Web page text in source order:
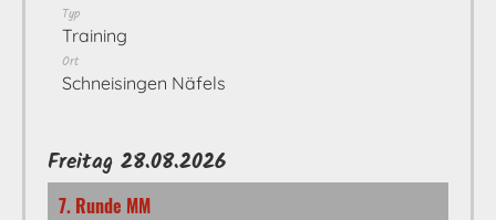
Typ
Training
Ort
Schneisingen Näfels
Freitag 28.08.2026
7. Runde MM